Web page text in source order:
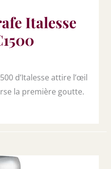
Italesse
d’Italesse attire l’œil
la première goutte.